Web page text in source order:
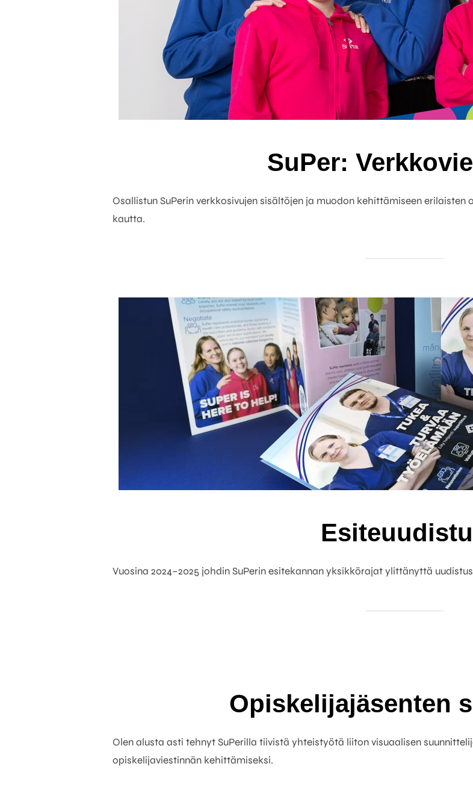
SuPer:
Osallistun SuPerin verkkosivujen sisältöjen ja muodon kehittämiseen
kautta.
Vuosina 2024–2025 johdin SuPerin esitekannan yksikkörajat ylittänyttä
Opiskelijajäsenten
Olen alusta asti tehnyt SuPerilla tiivistä yhteistyötä liiton visuaalisen
opiskelijaviestinnän kehittämiseksi.